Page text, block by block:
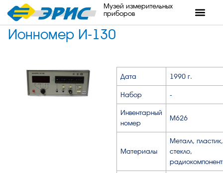
Музей измерительных
приборов
Ионномер И-130
Дата 1990 г.
Набор -
Инвентарный
номер
М626
Материалы
Металл, пластик,
стекло,